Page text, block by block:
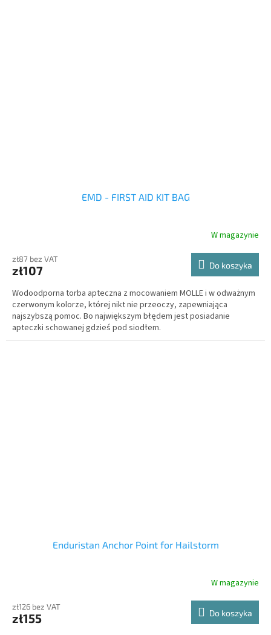
EMD - FIRST AID KIT BAG
W magazynie
zł87 bez VAT
zł107 Do koszyka
Wodoodporna torba apteczna z mocowaniem MOLLE i w odważnym
czerwonym kolorze, której nikt nie przeoczy, zapewniająca
najszybszą pomoc. Bo największym błędem jest posiadanie
apteczki schowanej gdzieś pod siodłem.
Enduristan Anchor Point for Hailstorm
W magazynie
zł126 bez VAT
zł155 Do koszyka